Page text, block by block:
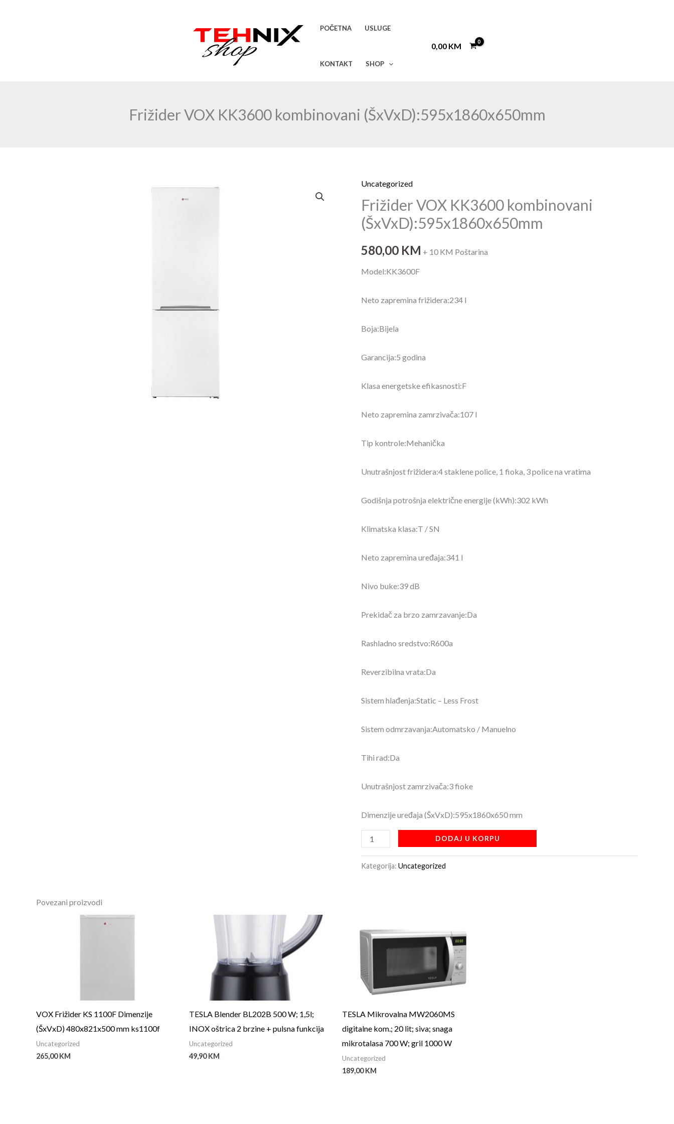
POČETNA USLUGE
KONTAKT SHOP
0,00 KM
Frižider VOX KK3600 kombinovani (ŠxVxD):595x1860x650mm
Uncategorized
Frižider VOX KK3600 kombinovani
(ŠxVxD):595x1860x650mm
580,00 KM + 10 KM Poštarina
Model:KK3600F
Neto zapremina frižidera:234 l
Boja:Bijela
Garancija:5 godina
Klasa energetske efikasnosti:F
Neto zapremina zamrzivača:107 l
Tip kontrole:Mehanička
Unutrašnjost frižidera:4 staklene police, 1 fioka, 3 police na vratima
Godišnja potrošnja električne energije (kWh):302 kWh
Klimatska klasa:T / SN
Neto zapremina uređaja:341 l
Nivo buke:39 dB
Prekidač za brzo zamrzavanje:Da
Rashladno sredstvo:R600a
Reverzibilna vrata:Da
Sistem hlađenja:Static – Less Frost
Sistem odmrzavanja:Automatsko / Manuelno
Tihi rad:Da
Unutrašnjost zamrzivača:3 fioke
Dimenzije uređaja (ŠxVxD):595x1860x650 mm
Frižider
VOX
KK3600
kombinovani
(ŠxVxD):595x1860x650mm
količina
DODAJ U KORPU
Kategorija: Uncategorized
Povezani proizvodi
VOX Frižider KS 1100F Dimenzije
(ŠxVxD) 480x821x500 mm ks1100f
Uncategorized
265,00KM
TESLA Blender BL202B 500 W; 1,5l;
INOX oštrica 2 brzine + pulsna funkcija
Uncategorized
49,90KM
TESLA Mikrovalna MW2060MS
digitalne kom.; 20 lit; siva; snaga
mikrotalasa 700 W; gril 1000 W
Uncategorized
189,00KM